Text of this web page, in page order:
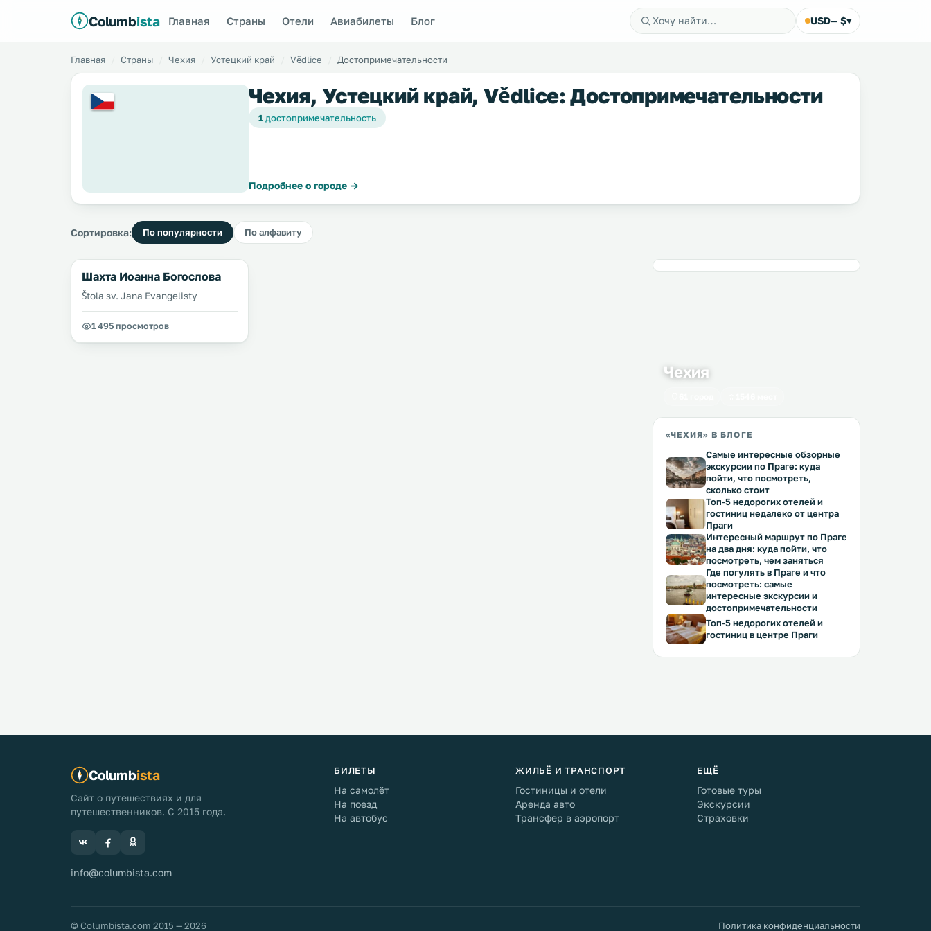
Columbista Главная Страны Отели Авиабилеты Блог USD— $▾
Главная Страны Чехия Устецкий край Vědlice Достопримечательности
Чехия, Устецкий край, Vědlice: Достопримечательности
1достопримечательность
Подробнее о городе →
Сортировка: По популярности По алфавиту
Шахта Иоанна Богослова
Štola sv. Jana Evangelisty
1 495 просмотров
Чехия
«ЧЕХИЯ» В БЛОГЕ
Самые интересные обзорные
экскурсии по Праге: куда
пойти, что посмотреть,
сколько стоит
Топ-5 недорогих отелей и
гостиниц недалеко от центра
Праги
Интересный маршрут по Праге
на два дня: куда пойти, что
посмотреть, чем заняться
Где погулять в Праге и что
посмотреть: самые
интересные экскурсии и
достопримечательности
Топ-5 недорогих отелей и
гостиниц в центре Праги
Columbista
Сайт о путешествиях и для
путешественников. С 2015 года.
info@columbista.com
БИЛЕТЫ
На самолёт
На поезд
На автобус
ЖИЛЬЁ И ТРАНСПОРТ
Гостиницы и отели
Аренда авто
Трансфер в аэропорт
ЕЩЁ
Готовые туры
Экскурсии
Страховки
© Columbista.com 2015 — 2026 Политика конфиденциальности